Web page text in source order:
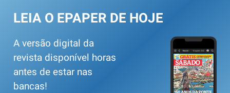
LEIA O EPAPER DE HOJE
A versão digital da
revista disponível horas
antes de estar nas
bancas!